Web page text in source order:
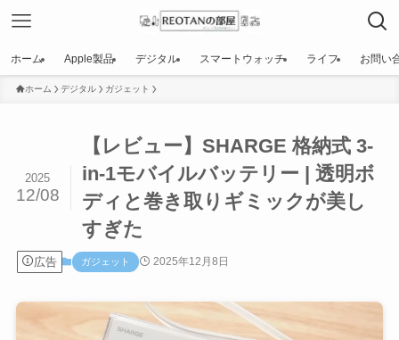
ホーム Apple製品 デジタル スマートウォッチ ライフ お問い
ホーム デジタル ガジェット
【レビュー】SHARGE 格納式 3-
in-1モバイルバッテリー | 透明ボ
ディと巻き取りギミックが美し
すぎた
2025
12/08
広告 ガジェット 2025年12月8日